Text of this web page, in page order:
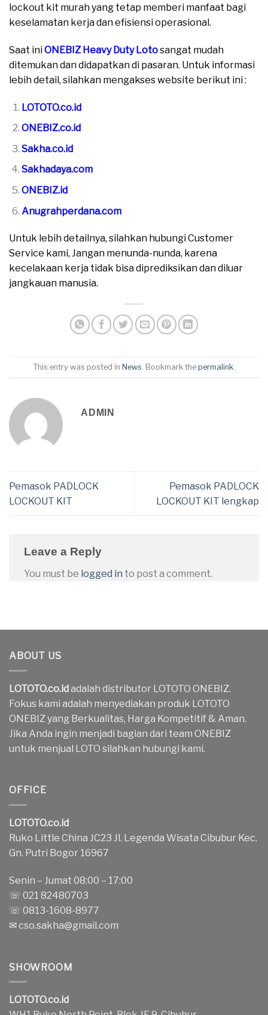
lockout kit murah yang tetap memberi manfaat bagi
keselamatan kerja dan efisiensi operasional.
Saat iniONEBIZ Heavy Duty Lotosangat mudah
ditemukan dan didapatkan di pasaran. Untuk informasi
lebih detail, silahkan mengakses website berikut ini :
LOTOTO.co.id
ONEBIZ.co.id
Sakha.co.id
Sakhadaya.com
ONEBIZ.id
Anugrahperdana.com
Untuk lebih detailnya, silahkan hubungi Customer
Service kami, Jangan menunda-nunda, karena
kecelakaan kerja tidak bisa diprediksikan dan diluar
jangkauan manusia.
This entry was posted in News . Bookmark the permalink
ADMIN
Pemasok PADLOCK
LOCKOUT KIT
Pemasok PADLOCK
LOCKOUT KIT lengkap
Leave a Reply
You must be logged in to post a comment.
ABOUT US
LOTOTO.co.idadalah distributor LOTOTO ONEBIZ.
Fokus kami adalah menyediakan produk LOTOTO
ONEBIZ yang Berkualitas, Harga Kompetitif & Aman.
Jika Anda ingin menjadi bagian dari team ONEBIZ
untuk menjual LOTO silahkan hubungi kami.
OFFICE
LOTOTO.co.id
Ruko Little China JC23 Jl. Legenda Wisata Cibubur Kec.
Gn. Putri Bogor 16967
Senin – Jumat 08:00 – 17:00
☏ 021 82480703
☏ 0813-1608-8977
✉cso.sakha@gmail.com
SHOWROOM
LOTOTO.co.id